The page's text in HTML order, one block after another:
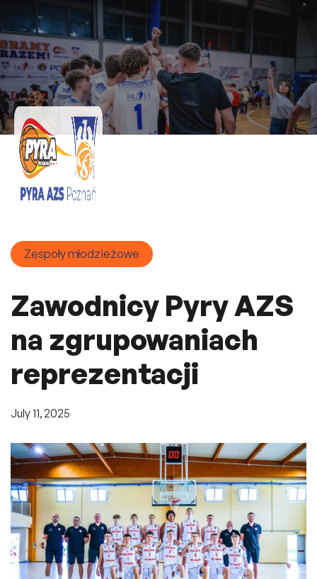
Zespoły młodzieżowe
Zawodnicy Pyry AZS
na zgrupowaniach
reprezentacji
July 11, 2025